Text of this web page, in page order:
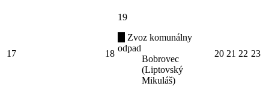
17 18
19
Zvoz komunálny
odpad
Bobrovec
(Liptovský
Mikuláš)
20 21 22 23